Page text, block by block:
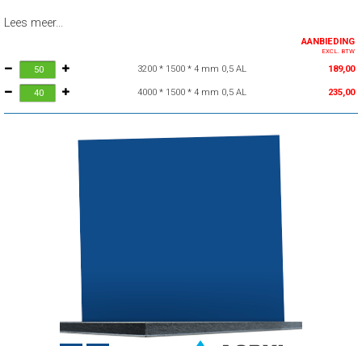
Lees meer...
AANBIEDING
EXCL. BTW
3200 * 1500 * 4 mm 0,5 AL 189,00
4000 * 1500 * 4 mm 0,5 AL 235,00